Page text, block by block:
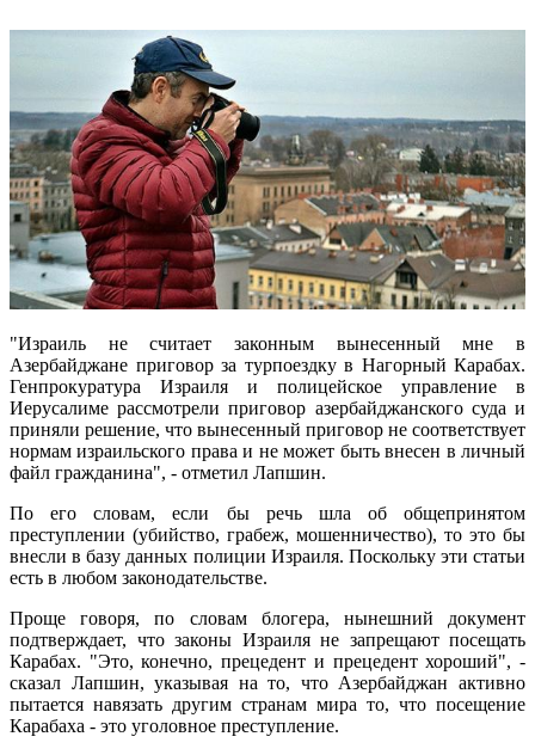
"Израиль не считает законным вынесенный мне в
Азербайджане приговор за турпоездку в Нагорный Карабах.
Генпрокуратура Израиля и полицейское управление в
Иерусалиме рассмотрели приговор азербайджанского суда и
приняли решение, что вынесенный приговор не соответствует
нормам израильского права и не может быть внесен в личный
файл гражданина", - отметил Лапшин.
По его словам, если бы речь шла об общепринятом
преступлении (убийство, грабеж, мошенничество), то это бы
внесли в базу данных полиции Израиля. Поскольку эти статьи
есть в любом законодательстве.
Проще говоря, по словам блогера, нынешний документ
подтверждает, что законы Израиля не запрещают посещать
Карабах. "Это, конечно, прецедент и прецедент хороший", -
сказал Лапшин, указывая на то, что Азербайджан активно
пытается навязать другим странам мира то, что посещение
Карабаха - это уголовное преступление.